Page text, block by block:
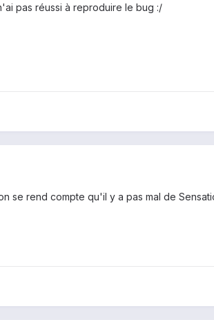
pas réussi à reproduire le bug :/
se rend compte qu'il y a pas mal de